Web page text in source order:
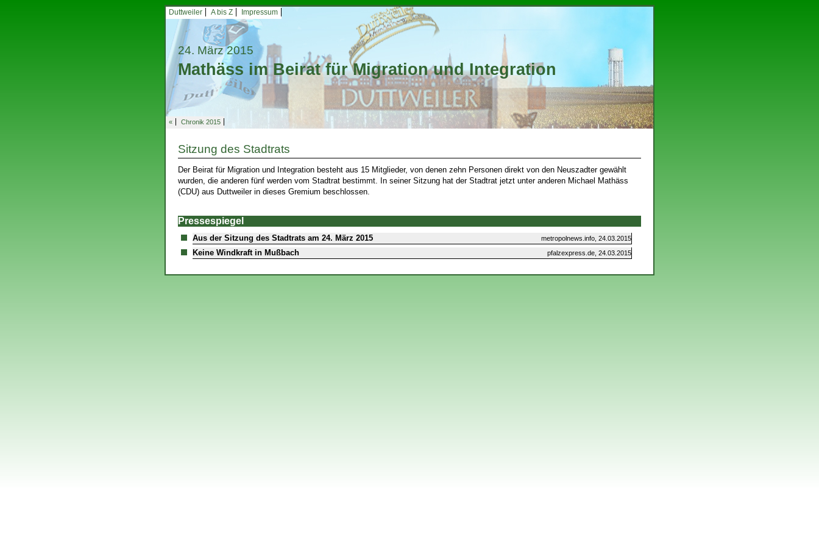
Duttweiler A bis Z Impressum
24. März 2015
Mathäss im Beirat für Migration und Integration
« Chronik 2015
Sitzung des Stadtrats
Der Beirat für Migration und Integration besteht aus 15 Mitglieder, von denen zehn Personen direkt von den Neuszadter gewählt
wurden, die anderen fünf werden vom Stadtrat bestimmt. In seiner Sitzung hat der Stadtrat jetzt unter anderen Michael Mathäss
(CDU) aus Duttweiler in dieses Gremium beschlossen.
Pressespiegel
Aus der Sitzung des Stadtrats am 24. März 2015 metropolnews.info, 24.03.2015
Keine Windkraft in Mußbach pfalzexpress.de, 24.03.2015